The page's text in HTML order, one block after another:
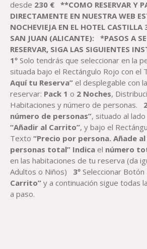
desde 230 €
**COMO RESERVAR Y
DIRECTAMENTE EN NUESTRA WEB
NOCHEVIEJA EN EL HOTEL
SAN JUAN (ALICANTE):
*PASOS A
RESERVAR, SIGA LAS SIGUIENTES
1º Solo tendrás que seleccionar en la
situada bajo el Rectángulo Rojo con el
Aquí tu Reserva” el desplegable con
reservar: Pack 1 o 2 Noches,
Habitaciones y número de personas.
número de personas”, situado al
“Añadir al Carrito”, y bajo el
Texto“Precio por persona. Añade
personas total” Indica el número
en las habitaciones de tu reserva (da
Adultos o Niños) 3º Seleccionar
Carrito” y a continuación sigue todas
a paso.